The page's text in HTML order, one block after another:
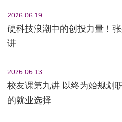
2026.06.19
硬科技浪潮中的创投力量！
讲
2026.06.13
校友课第九讲 以终为始规划
的就业选择